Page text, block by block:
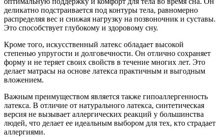
деликатно подстраивается под контуры тела, равномерно
распределяя вес и снижая нагрузку на позвоночник и суставы.
Это способствует глубокому и здоровому сну.
Кроме того, искусственный латекс обладает высокой
степенью упругости и долговечности. Он отлично сохраняет
форму и не теряет своих свойств в течение многих лет. Это
делает матрасы на основе латекса практичным и выгодным
вложением.
Важным преимуществом является также гипоаллергенность
латекса. В отличие от натурального латекса, синтетическая
версия не вызывает аллергических реакций у большинства
людей, что делает ее идеальным выбором для тех, кто страдает
аллергиями.